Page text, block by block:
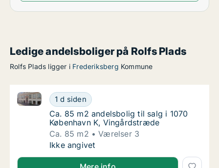
Ledige andelsboliger på Rolfs Plads
Rolfs Plads ligger i Frederiksberg Kommune
Ca. 85 m2 andelsbolig til salg i 1070
1 d siden
Ca. 85 m2 andelsbolig til salg i 1070 København K,
Ca. 85 m2 andelsbolig til salg i 1070
Ca. 85 m2 andelsbolig til salg i 1070
København K, Vingårdstræde
Ca. 85 m2
Værelser 3
Ca. 85 m2 andelsbolig til salg i 1070
Ikke angivet